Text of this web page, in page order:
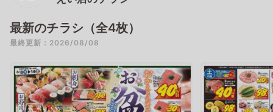
最新のチラシ（全4枚）
最終更新：2026/08/08